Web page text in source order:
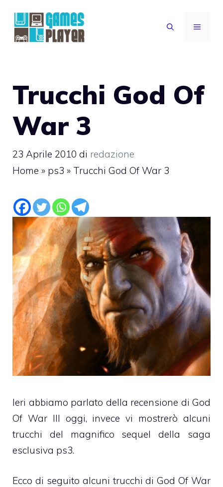
contenuto
MENU
Trucchi God Of
War 3
23 Aprile 2010 di redazione
Home » ps3 » Trucchi God Of War 3
Ieri abbiamo parlato della recensione di God
Of War III oggi, invece vi mostrerò alcuni
trucchi del magnifico sequel della saga
esclusiva ps3.
Ecco di seguito alcuni trucchi di God Of War